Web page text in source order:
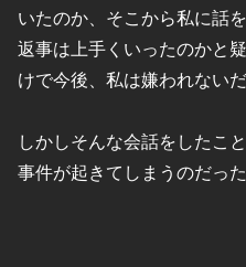
いたのか、そこから私に話
返事は上手くいったのかと
けで今後、私は嫌われない
しかしそんな会話をしたこ
事件が起きてしまうのだった